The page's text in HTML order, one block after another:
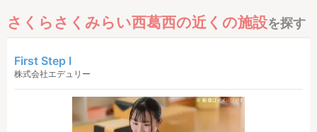
さくらさくみらい西葛西の近くの施設を探す
First Step I
株式会社エデュリー